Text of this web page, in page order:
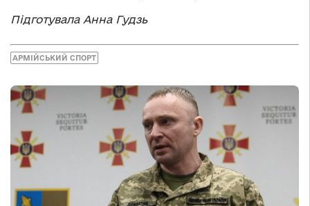
Підготувала Анна Гудзь
АРМІЙСЬКИЙ СПОРТ